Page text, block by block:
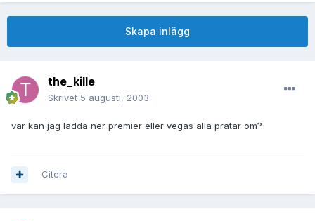
Skapa inlägg
the_kille
Skrivet 5 augusti, 2003
var kan jag ladda ner premier eller vegas alla pratar om?
Citera